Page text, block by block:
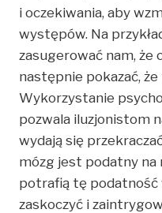
i oczekiwania, aby
występów. Na
zasugerować nam, że
następnie pokazać,
Wykorzystanie
pozwala iluzjonistom
wydają się
mózg jest podatny na
potrafią tę podatność
zaskoczyć i